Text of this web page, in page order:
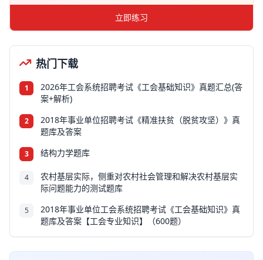
立即练习
热门下载
1
2026年工会系统招聘考试《工会基础知识》真题汇总(答
案+解析)
2
2018年事业单位招聘考试《精准扶贫（脱贫攻坚）》真
题库及答案
3 结构力学题库
4
农村基层实际，侧重对农村社会管理和解决农村基层实
际问题能力的测试题库
5
2018年事业单位工会系统招聘考试《工会基础知识》真
题库及答案【工会专业知识】（600题）